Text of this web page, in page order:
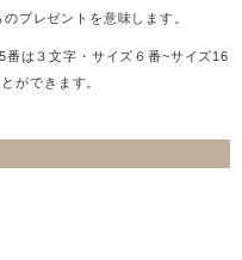
プレゼントを意味します。
は３文字・サイズ６番~サイズ16
ができます。